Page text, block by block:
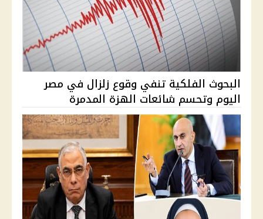
البحوث الفلكية تنفي وقوع زلزال في مصر
اليوم وتحسم شائعات الهزة المدمرة